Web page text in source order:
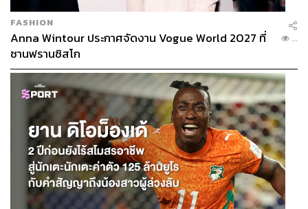
FASHION
Anna Wintour ประกาศจัดงาน Vogue World 2027 ที่
ซานฟรานซิสโก
...